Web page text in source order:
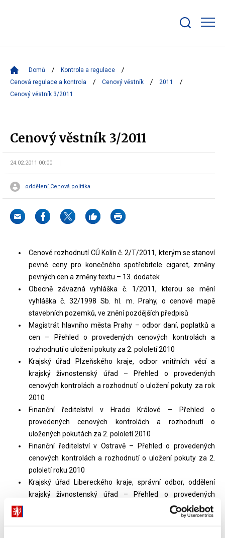
bar
Domů
Kontrola a regulace
Cenová regulace a kontrola
Cenový věstník
2011
Cenový věstník 3/2011
Cenový věstník 3/2011
24.02.2011 00:00
oddělení Cenová politika
Cenové rozhodnutí CÚ Kolín č. 2/T/2011, kterým se stanoví
pevné ceny pro konečného spotřebitele cigaret, změny
pevných cen a změny textu – 13. dodatek
Obecně závazná vyhláška č. 1/2011, kterou se mění
vyhláška č. 32/1998 Sb. hl. m. Prahy, o cenové mapě
stavebních pozemků, ve znění pozdějších předpisů
Magistrát hlavního města Prahy – odbor daní, poplatků a
cen – Přehled o provedených cenových kontrolách a
rozhodnutí o uložení pokuty za 2. pololetí 2010
Krajský úřad Plzeňského kraje, odbor vnitřních věcí a
krajský živnostenský úřad – Přehled o provedených
cenových kontrolách a rozhodnutí o uložení pokuty za rok
2010
Finanční ředitelství v Hradci Králové – Přehled o
provedených cenových kontrolách a rozhodnutí o
uložených pokutách za 2. pololetí 2010
Finanční ředitelství v Ostravě – Přehled o provedených
cenových kontrolách a rozhodnutí o uložení pokuty za 2.
pololetí roku 2010
Krajský úřad Libereckého kraje, správní odbor, oddělení
krajský živnostenský úřad – Přehled o provedených
cenových kontrolách a rozhodnutí o uložení pokuty za rok